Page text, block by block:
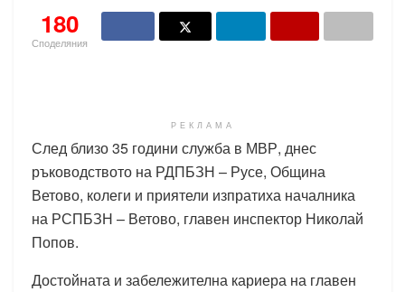
180
Споделяния
РЕКЛАМА
След близо 35 години служба в МВР, днес
ръководството на РДПБЗН – Русе, Община
Ветово, колеги и приятели изпратиха началника
на РСПБЗН – Ветово, главен инспектор Николай
Попов.
Достойната и забележителна кариера на главен